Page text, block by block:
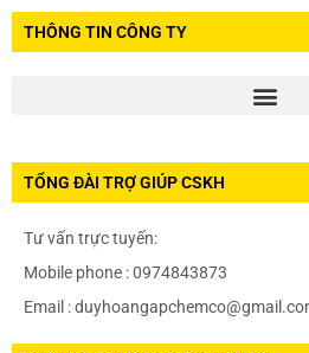
THÔNG TIN CÔNG TY
TỔNG ĐÀI TRỢ GIÚP CSKH
Tư vấn trực tuyến:
Mobile phone : 0974843873
Email :